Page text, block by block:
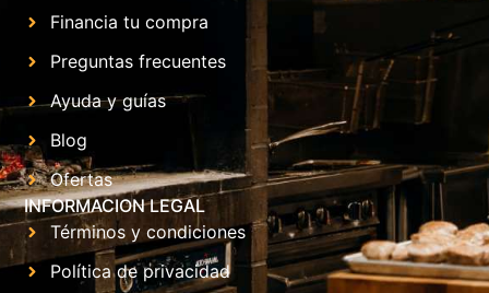
Financia tu compra
Preguntas frecuentes
Ayuda y guías
Blog
Ofertas
INFORMACION LEGAL
Términos y condiciones
Política de privacidad